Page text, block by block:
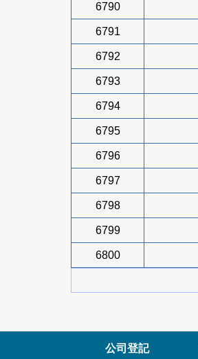
6790
6791
6792
6793
6794
6795
6796
6797
6798
6799
6800
公司登記